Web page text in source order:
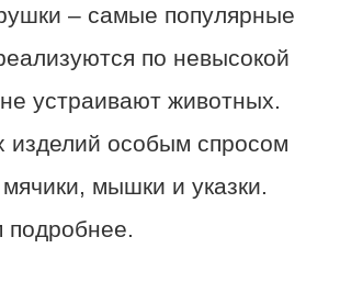
– самые популярные
по невысокой
устраивают животных.
изделий особым спросом
мышки и указки.
подробнее.